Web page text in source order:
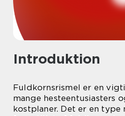
Introduktion
Fuldkornsrismel er en
mange hesteentusiasters
kostplaner. Det er en type